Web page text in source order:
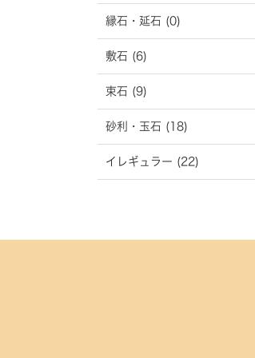
縁石・延石 (0)
敷石 (6)
束石 (9)
砂利・玉石 (18)
イレギュラー (22)